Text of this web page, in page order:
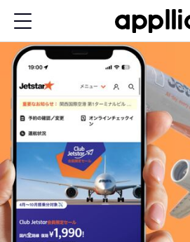
ン
テ
ン
ツ
に
移
動